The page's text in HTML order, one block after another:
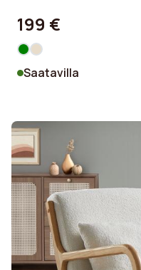
199 €
Saatavilla